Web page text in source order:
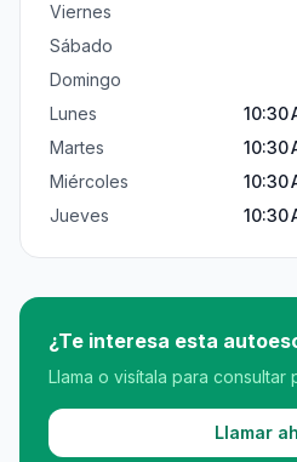
Viernes
Sábado
Domingo
Lunes
10:30
Martes
10:30
Miércoles
10:30
Jueves
10:30
¿Te interesa esta
Llama o visítala para
Llamar